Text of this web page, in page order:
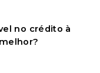
no crédito à